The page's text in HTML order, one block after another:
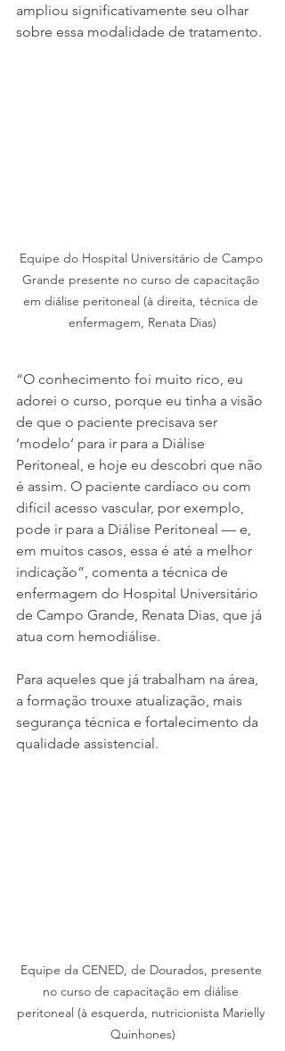
ampliou significativamente seu olhar
sobre essa modalidade de tratamento.
Equipe do Hospital Universitário de Campo
Grande presente no curso de capacitação
em diálise peritoneal (à direita, técnica de
enfermagem, Renata Dias)
“O conhecimento foi muito rico, eu
adorei o curso, porque eu tinha a visão
de que o paciente precisava ser
‘modelo’ para ir para a Diálise
Peritoneal, e hoje eu descobri que não
é assim. O paciente cardíaco ou com
difícil acesso vascular, por exemplo,
pode ir para a Diálise Peritoneal — e,
em muitos casos, essa é até a melhor
indicação”, comenta a técnica de
enfermagem do Hospital Universitário
de Campo Grande, Renata Dias, que já
atua com hemodiálise.
Para aqueles que já trabalham na área,
a formação trouxe atualização, mais
segurança técnica e fortalecimento da
qualidade assistencial.
Equipe da CENED, de Dourados, presente
no curso de capacitação em diálise
peritoneal (à esquerda, nutricionista Marielly
Quinhones)